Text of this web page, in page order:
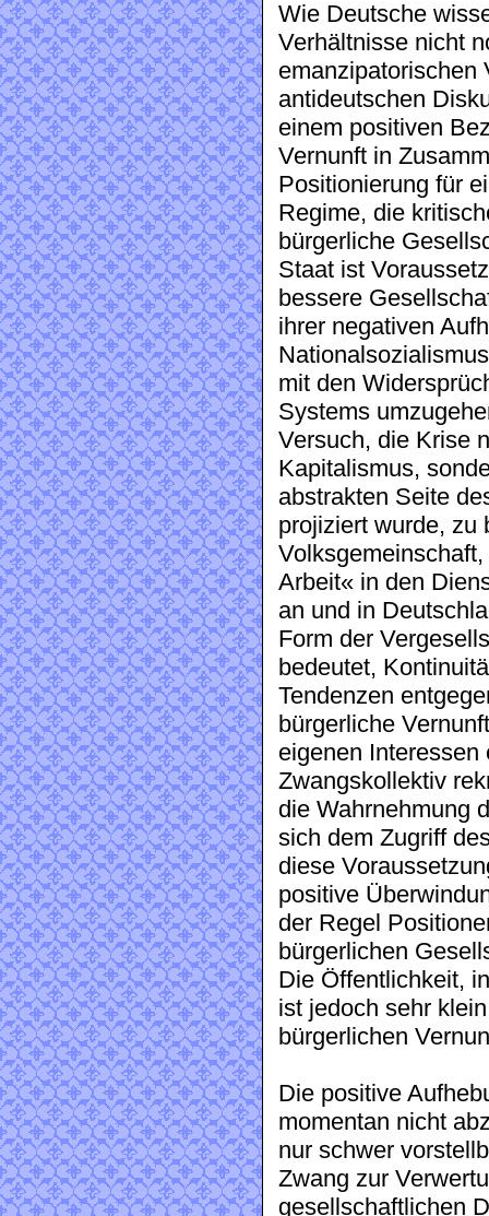
Wie Deutsche
Verhältnisse nicht
emanzipatorischen
antideutschen
einem positiven
Vernunft in
Positionierung für
Regime, die
bürgerliche
Staat ist
bessere
ihrer negativen
mit den
Systems
Versuch, die Krise
Kapitalismus,
abstrakten Seite
projiziert wurde, zu
Arbeit« in den
an und in
Form der
bedeutet,
Tendenzen
bürgerliche
eigenen
Zwangskollektiv
die Wahrnehmung
sich dem Zugriff
diese
positive
der Regel
bürgerlichen
Die Öffentlichkeit,
ist jedoch sehr
bürgerlichen
Die positive
momentan nicht
nur schwer
Zwang zur
gesellschaftlichen